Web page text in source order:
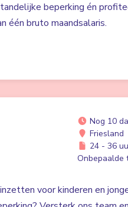
beperking én
één bruto maandsalaris.
Nog 10
Friesland
24 - 36
Onbepaalde
voor kinderen en